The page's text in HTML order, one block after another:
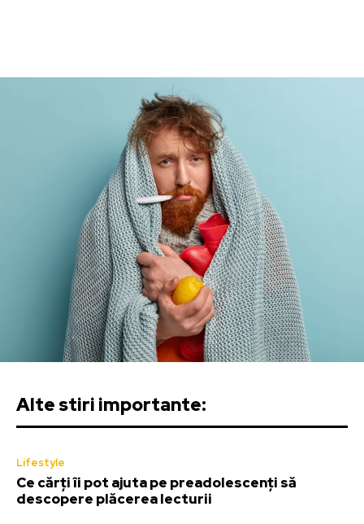
Alte stiri importante:
Lifestyle
Ce cărți îi pot ajuta pe preadolescenți să
descopere plăcerea lecturii